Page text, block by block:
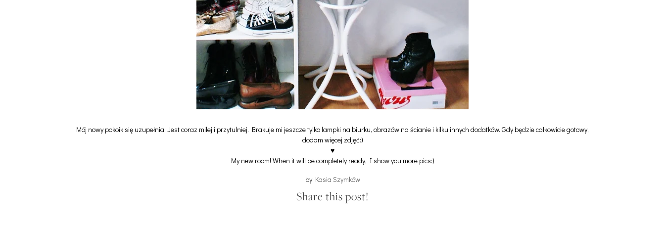
Mój nowy pokoik się uzupełnia. Jest coraz milej i przytulniej. Brakuje mi jeszcze tylko lampki na biurku, obrazów na ścianie i kilku innych dodatków. Gdy będzie całkowicie gotowy,
dodam więcej zdjęć:)
♥
My new room! When it will be completely ready, I show you more pics:)
by Kasia Szymków
Share this post!